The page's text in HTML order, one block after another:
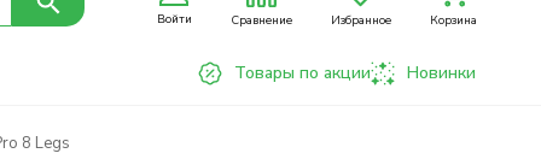
Войти Сравнение Избранное Корзина
Товары по акции Новинки
8 Legs